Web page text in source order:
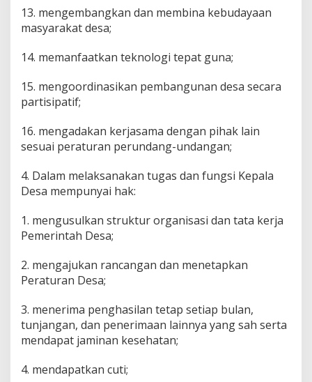
13. mengembangkan dan membina kebudayaan
masyarakat desa;
14. memanfaatkan teknologi tepat guna;
15. mengoordinasikan pembangunan desa secara
partisipatif;
16. mengadakan kerjasama dengan pihak lain
sesuai peraturan perundang-undangan;
4. Dalam melaksanakan tugas dan fungsi Kepala
Desa mempunyai hak:
1. mengusulkan struktur organisasi dan tata kerja
Pemerintah Desa;
2. mengajukan rancangan dan menetapkan
Peraturan Desa;
3. menerima penghasilan tetap setiap bulan,
tunjangan, dan penerimaan lainnya yang sah serta
mendapat jaminan kesehatan;
4. mendapatkan cuti;